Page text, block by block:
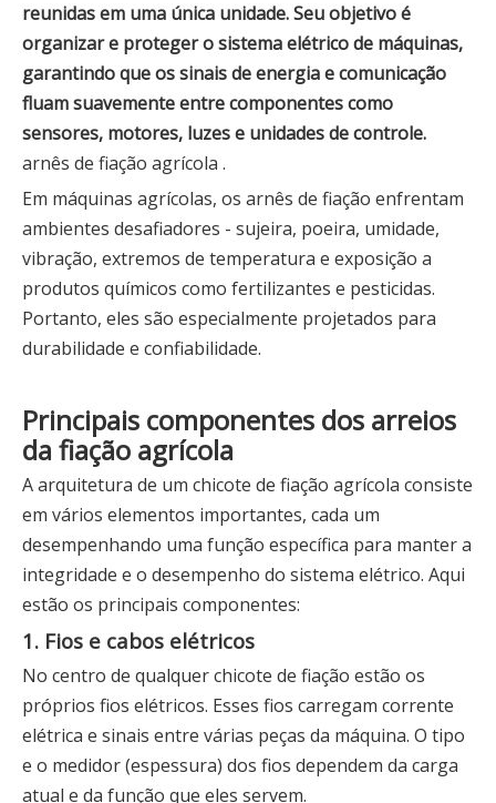
reunidas em uma única unidade. Seu objetivo é
organizar e proteger o sistema elétrico de máquinas,
garantindo que os sinais de energia e comunicação
fluam suavemente entre componentes como
sensores, motores, luzes e unidades de controle.
arnês de fiação agrícola .
Em máquinas agrícolas, os arnês de fiação enfrentam
ambientes desafiadores - sujeira, poeira, umidade,
vibração, extremos de temperatura e exposição a
produtos químicos como fertilizantes e pesticidas.
Portanto, eles são especialmente projetados para
durabilidade e confiabilidade.
Principais componentes dos arreios
da fiação agrícola
A arquitetura de um chicote de fiação agrícola consiste
em vários elementos importantes, cada um
desempenhando uma função específica para manter a
integridade e o desempenho do sistema elétrico. Aqui
estão os principais componentes:
1. Fios e cabos elétricos
No centro de qualquer chicote de fiação estão os
próprios fios elétricos. Esses fios carregam corrente
elétrica e sinais entre várias peças da máquina. O tipo
e o medidor (espessura) dos fios dependem da carga
atual e da função que eles servem.